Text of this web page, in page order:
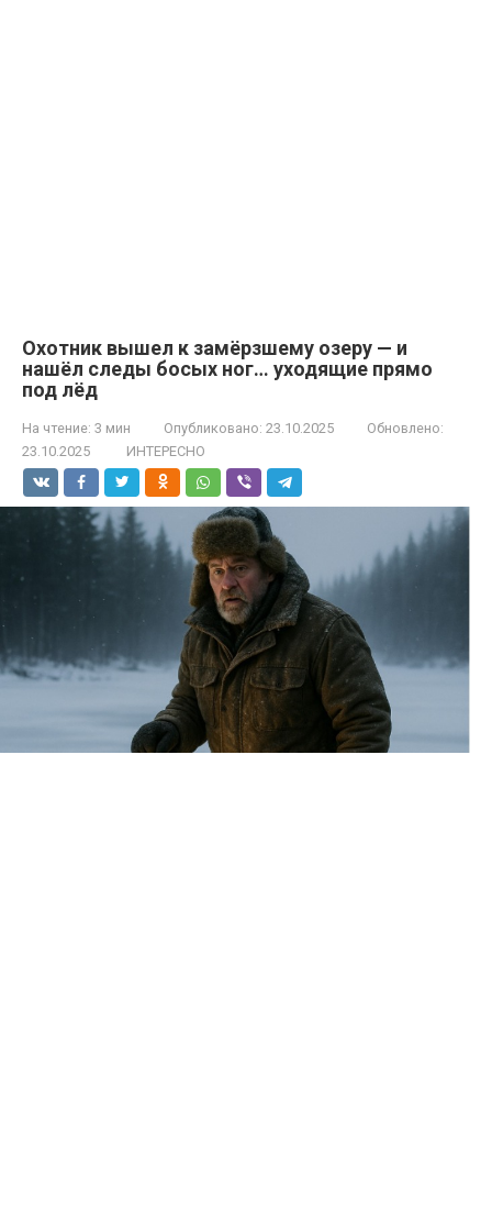
Охотник вышел к замёрзшему озеру — и
нашёл следы босых ног… уходящие прямо
под лёд
На чтение: 3 мин Опубликовано: 23.10.2025
Обновлено:
23.10.2025
ИНТЕРЕСНО